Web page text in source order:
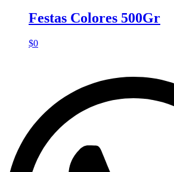
Festas Colores 500Gr
$0